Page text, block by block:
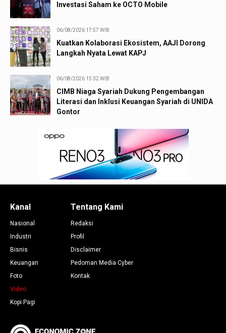
Investasi Saham ke OCTO Mobile
06/08/2026 17:57 WIB
Kuatkan Kolaborasi Ekosistem, AAJI Dorong
Langkah Nyata Lewat KAPJ
06/08/2026 15:32 WIB
CIMB Niaga Syariah Dukung Pengembangan
Literasi dan Inklusi Keuangan Syariah di UNIDA
Gontor
Kanal
Nasional
Industri
Bisnis
Keuangan
Foto
Video
Kopi Pagi
Tentang Kami
Redaksi
Profil
Disclaimer
Pedoman Media Cyber
Kontak